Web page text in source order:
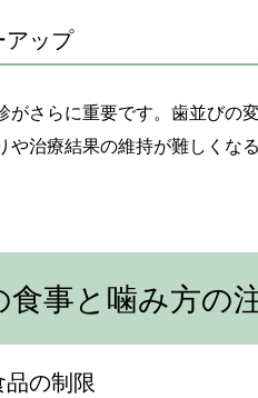
アップ
さらに重要です。歯並びの
治療結果の維持が難しくな
事と噛み方の
の制限